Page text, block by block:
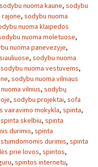
sodybu nuoma kaune, sodybu
rajone, sodybu nuoma
nuoma klaipedos
nuoma moletuose,
nuoma panevezyje,
, sodybu nuoma
sodybu nuoma vestuvems,
, sodybu nuoma vilniaus
vilnius, sodybų
, sodybu projektai, sofa
vairavimo mokykla, spinta,
spinta skelbiu, spinta
durimis, spinta
durimis, spinta
prie lovos, spintos,
, spintos internetu,